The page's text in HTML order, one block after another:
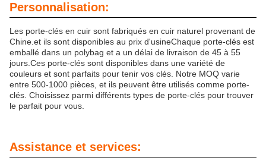
Personnalisation:
Les porte-clés en cuir sont fabriqués en cuir naturel provenant de
Chine.et ils sont disponibles au prix d'usineChaque porte-clés est
emballé dans un polybag et a un délai de livraison de 45 à 55
jours.Ces porte-clés sont disponibles dans une variété de
couleurs et sont parfaits pour tenir vos clés. Notre MOQ varie
entre 500-1000 pièces, et ils peuvent être utilisés comme porte-
clés. Choisissez parmi différents types de porte-clés pour trouver
le parfait pour vous.
Assistance et services: